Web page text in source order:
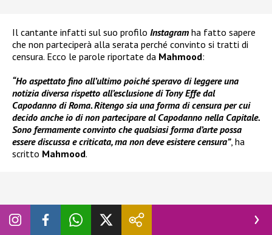
Il cantante infatti sul suo profilo Instagram ha fatto sapere
che non parteciperà alla serata perché convinto si tratti di
censura. Ecco le parole riportate da Mahmood:
“Ho aspettato fino all’ultimo poiché speravo di leggere una
notizia diversa rispetto all’esclusione di Tony Effe dal
Capodanno di Roma. Ritengo sia una forma di censura per cui
decido anche io di non partecipare al Capodanno nella Capitale.
Sono fermamente convinto che qualsiasi forma d’arte possa
essere discussa e criticata, ma non deve esistere censura”, ha
scritto Mahmood.